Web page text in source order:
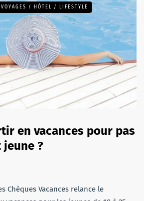
VOYAGES / HÔTEL / LIFESTYLE
en vacances pour pas
?
Chèques Vacances relance le